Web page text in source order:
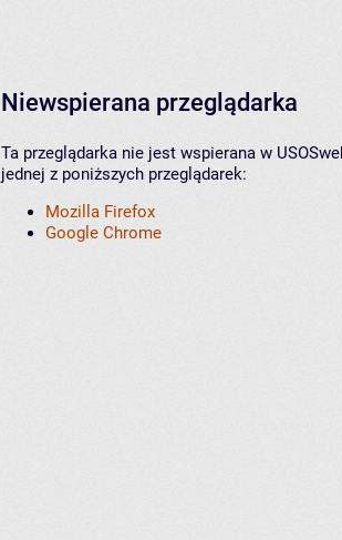
Niewspierana przeglądarka
Ta przeglądarka nie jest wspierana w
jednej z poniższych przeglądarek:
Mozilla Firefox
Google Chrome